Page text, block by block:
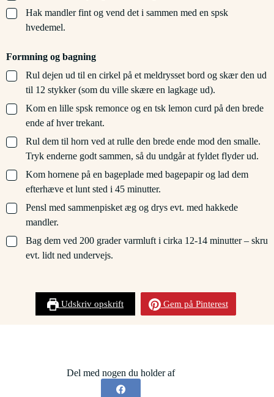
▢
Hak mandler fint og vend det i sammen med en spsk
hvedemel.
Formning og bagning
▢
Rul dejen ud til en cirkel på et meldrysset bord og skær den ud
til 12 stykker (som du ville skære en lagkage ud).
▢
Kom en lille spsk remonce og en tsk lemon curd på den brede
ende af hver trekant.
▢
Rul dem til horn ved at rulle den brede ende mod den smalle.
Tryk enderne godt sammen, så du undgår at fyldet flyder ud.
▢
Kom hornene på en bageplade med bagepapir og lad dem
efterhæve et lunt sted i 45 minutter.
▢
Pensl med sammenpisket æg og drys evt. med hakkede
mandler.
▢
Bag dem ved 200 grader varmluft i cirka 12-14 minutter – skru
evt. lidt ned undervejs.
Udskriv opskrift Gem på Pinterest
Del med nogen du holder af